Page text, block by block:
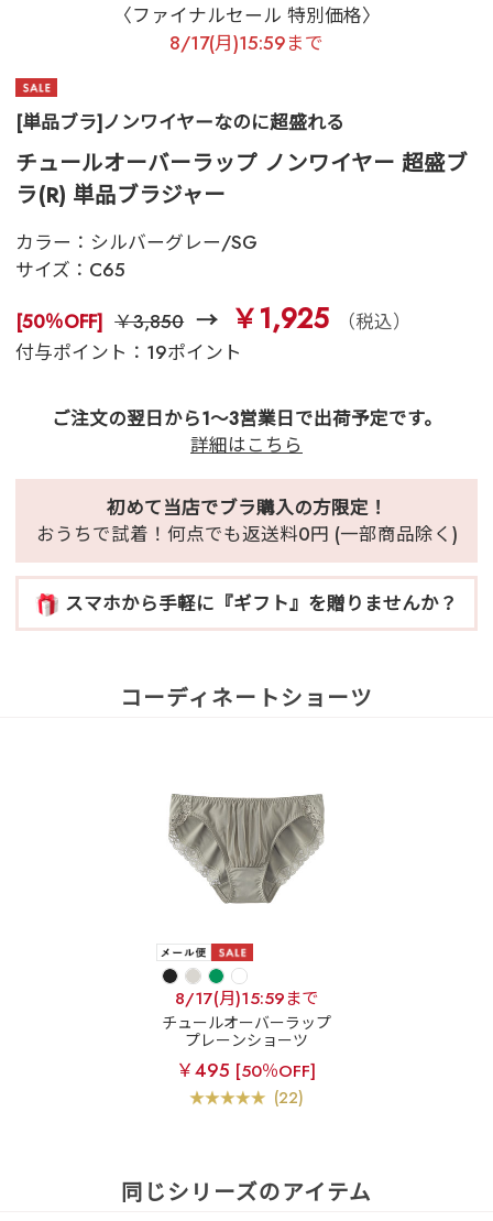
〈ファイナルセール 特別価格〉
8/17(月)15:59まで
[単品ブラ]ノンワイヤーなのに超盛れる
チュールオーバーラップ ノンワイヤー 超盛ブ
ラ(R) 単品ブラジャー
カラー： シルバーグレー/SG
サイズ： C65
[50％OFF] ￥3,850 ￥1,925
（税込）
付与ポイント：19ポイント
ご注文の翌日から1～3営業日で出荷予定です。
詳細はこちら
初めて当店でブラ購入の方限定！
おうちで試着！何点でも返送料0円 (一部商品除く)
スマホから手軽に『ギフト』を贈りませんか？
コーディネートショーツ
8/17(月)15:59まで
チュールオーバーラップ
プレーンショーツ
￥495 [50％OFF]
(22)
同じシリーズのアイテム